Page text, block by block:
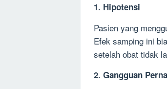
1. Hipotensi
Pasien yang
Efek samping ini
setelah obat tidak
2. Gangguan